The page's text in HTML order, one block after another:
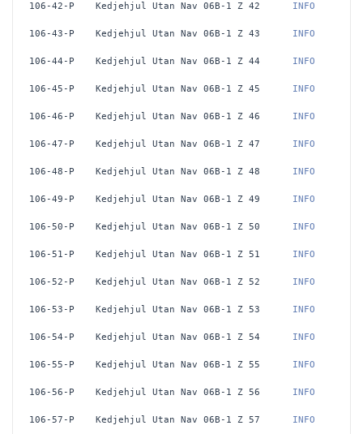
106-42-P Kedjehjul Utan Nav 06B-1 Z 42 INFO
106-43-P Kedjehjul Utan Nav 06B-1 Z 43 INFO
106-44-P Kedjehjul Utan Nav 06B-1 Z 44 INFO
106-45-P Kedjehjul Utan Nav 06B-1 Z 45 INFO
106-46-P Kedjehjul Utan Nav 06B-1 Z 46 INFO
106-47-P Kedjehjul Utan Nav 06B-1 Z 47 INFO
106-48-P Kedjehjul Utan Nav 06B-1 Z 48 INFO
106-49-P Kedjehjul Utan Nav 06B-1 Z 49 INFO
106-50-P Kedjehjul Utan Nav 06B-1 Z 50 INFO
106-51-P Kedjehjul Utan Nav 06B-1 Z 51 INFO
106-52-P Kedjehjul Utan Nav 06B-1 Z 52 INFO
106-53-P Kedjehjul Utan Nav 06B-1 Z 53 INFO
106-54-P Kedjehjul Utan Nav 06B-1 Z 54 INFO
106-55-P Kedjehjul Utan Nav 06B-1 Z 55 INFO
106-56-P Kedjehjul Utan Nav 06B-1 Z 56 INFO
106-57-P Kedjehjul Utan Nav 06B-1 Z 57 INFO